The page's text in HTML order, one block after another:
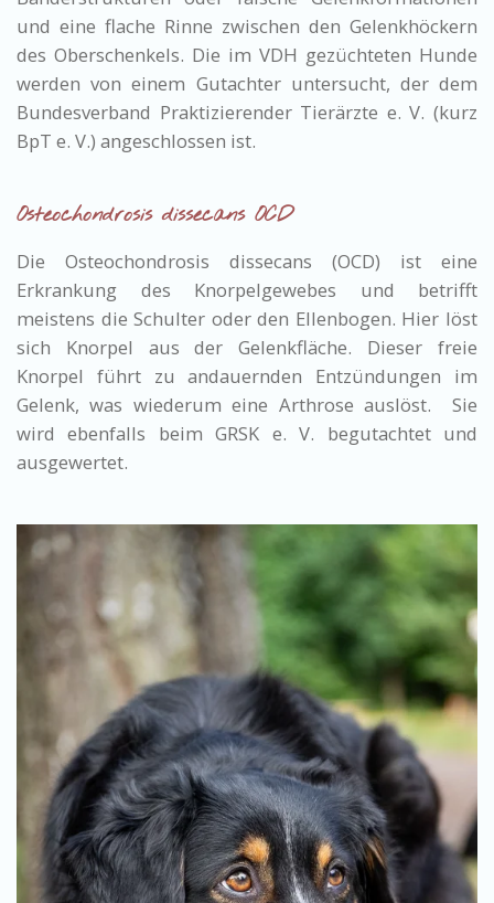
und eine flache Rinne zwischen den Gelenkhöckern
des Oberschenkels. Die im VDH gezüchteten Hunde
werden von einem Gutachter untersucht, der dem
Bundesverband Praktizierender Tierärzte e. V. (kurz
BpT e. V.) angeschlossen ist.
Osteochondrosis dissecans OCD
Die Osteochondrosis dissecans (OCD) ist eine
Erkrankung des Knorpelgewebes und betrifft
meistens die Schulter oder den Ellenbogen. Hier löst
sich Knorpel aus der Gelenkfläche. Dieser freie
Knorpel führt zu andauernden Entzündungen im
Gelenk, was wiederum eine Arthrose auslöst. Sie
wird ebenfalls beim GRSK e. V. begutachtet und
ausgewertet.